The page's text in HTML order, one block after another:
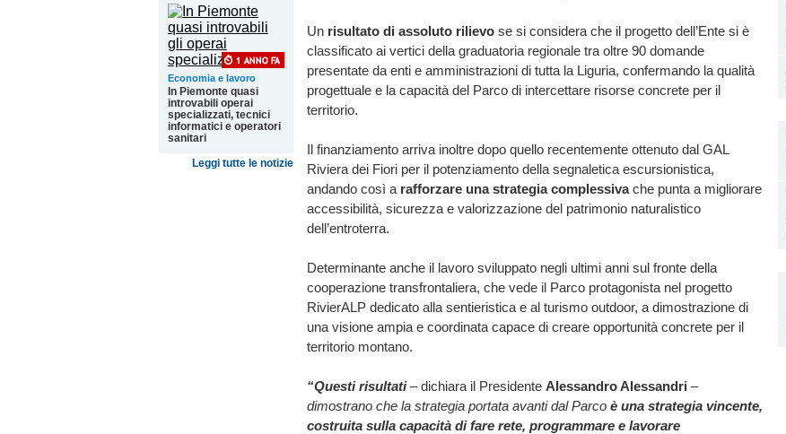
Economia e lavoro
In Piemonte quasi
introvabili operai
specializzati, tecnici
informatici e operatori
sanitari
Leggi tutte le notizie
Un risultato di assoluto rilievo se si considera che il progetto dell’Ente si è
classificato ai vertici della graduatoria regionale tra oltre 90 domande
presentate da enti e amministrazioni di tutta la Liguria, confermando la qualità
progettuale e la capacità del Parco di intercettare risorse concrete per il
territorio.
Il finanziamento arriva inoltre dopo quello recentemente ottenuto dal GAL
Riviera dei Fiori per il potenziamento della segnaletica escursionistica,
andando così a rafforzare una strategia complessivache punta a migliorare
accessibilità, sicurezza e valorizzazione del patrimonio naturalistico
dell’entroterra.
Determinante anche il lavoro sviluppato negli ultimi anni sul fronte della
cooperazione transfrontaliera, che vede il Parco protagonista nel progetto
RivierALP dedicato alla sentieristica e al turismo outdoor, a dimostrazione di
una visione ampia e coordinata capace di creare opportunità concrete per il
territorio montano.
“Questi risultati– dichiara il Presidente Alessandro Alessandri –
dimostrano che la strategia portata avanti dal Parco è una strategia vincente,
costruita sulla capacità di fare rete, programmare e lavorare